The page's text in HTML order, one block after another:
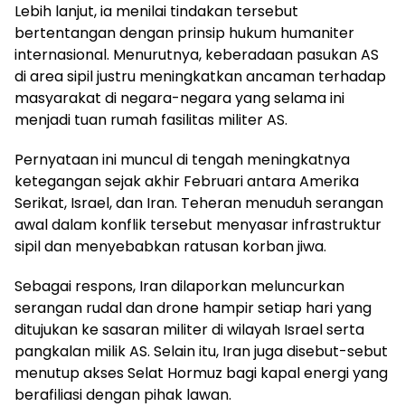
Lebih lanjut, ia menilai tindakan tersebut
bertentangan dengan prinsip hukum humaniter
internasional. Menurutnya, keberadaan pasukan AS
di area sipil justru meningkatkan ancaman terhadap
masyarakat di negara-negara yang selama ini
menjadi tuan rumah fasilitas militer AS.
Pernyataan ini muncul di tengah meningkatnya
ketegangan sejak akhir Februari antara Amerika
Serikat, Israel, dan Iran. Teheran menuduh serangan
awal dalam konflik tersebut menyasar infrastruktur
sipil dan menyebabkan ratusan korban jiwa.
Sebagai respons, Iran dilaporkan meluncurkan
serangan rudal dan drone hampir setiap hari yang
ditujukan ke sasaran militer di wilayah Israel serta
pangkalan milik AS. Selain itu, Iran juga disebut-sebut
menutup akses Selat Hormuz bagi kapal energi yang
berafiliasi dengan pihak lawan.